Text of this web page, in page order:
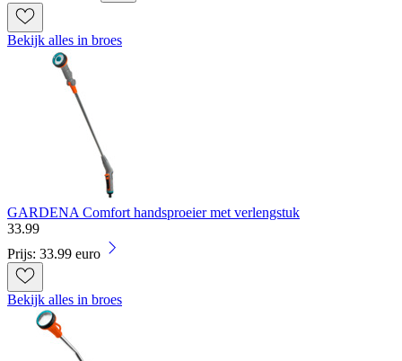
Bekijk alles in broes
GARDENA Comfort handsproeier met verlengstuk
33.99
Prijs: 33.99 euro
Bekijk alles in broes